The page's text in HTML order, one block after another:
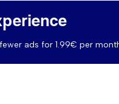
ads for 1.99€ per